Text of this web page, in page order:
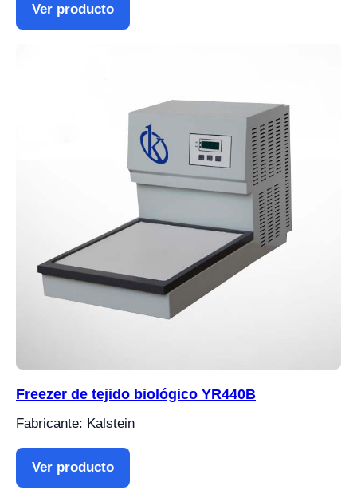
Ver producto
Freezer de tejido biológico YR440B
Fabricante: Kalstein
Ver producto